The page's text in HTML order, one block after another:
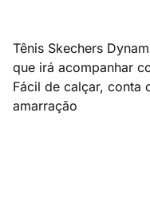
Tênis Skechers
que irá acompanhar
Fácil de calçar, conta
amarração